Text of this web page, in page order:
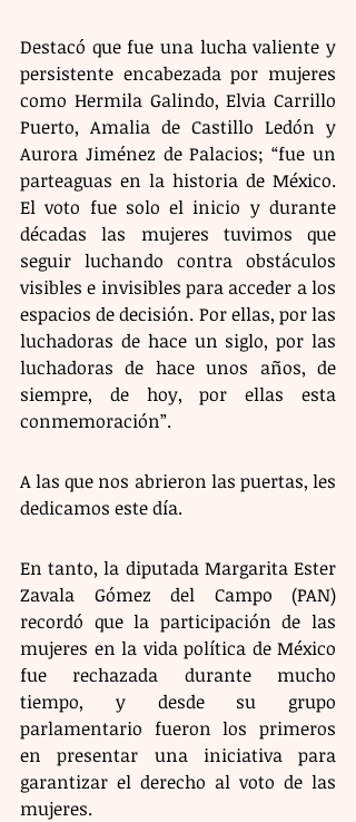
Destacó que fue una lucha valiente y
persistente encabezada por mujeres
como Hermila Galindo, Elvia Carrillo
Puerto, Amalia de Castillo Ledón y
Aurora Jiménez de Palacios; “fue un
parteaguas en la historia de México.
El voto fue solo el inicio y durante
décadas las mujeres tuvimos que
seguir luchando contra obstáculos
visibles e invisibles para acceder a los
espacios de decisión. Por ellas, por las
luchadoras de hace un siglo, por las
luchadoras de hace unos años, de
siempre, de hoy, por ellas esta
conmemoración”.
A las que nos abrieron las puertas, les
dedicamos este día.
En tanto, la diputada Margarita Ester
Zavala Gómez del Campo (PAN)
recordó que la participación de las
mujeres en la vida política de México
fue rechazada durante mucho
tiempo, y desde su grupo
parlamentario fueron los primeros
en presentar una iniciativa para
garantizar el derecho al voto de las
mujeres.